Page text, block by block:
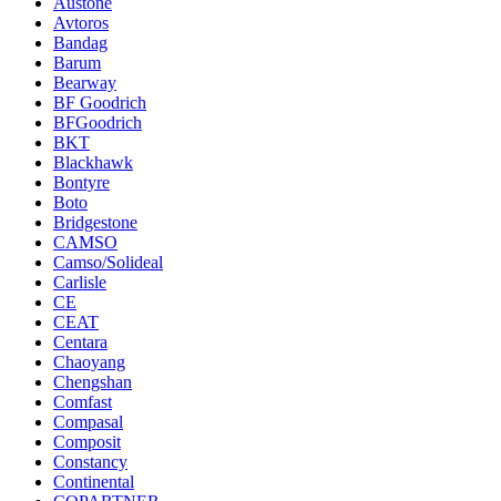
Avtoros
Bandag
Barum
Bearway
BF Goodrich
BFGoodrich
BKT
Blackhawk
Bontyre
Boto
Bridgestone
CAMSO
Camso/Solideal
Carlisle
CE
CEAT
Centara
Chaoyang
Chengshan
Comfast
Compasal
Composit
Constancy
Continental